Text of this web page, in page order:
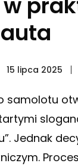
15 lipca 2025
samolotu
Jednak